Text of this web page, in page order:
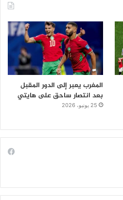
المغرب يعبر إلى الدور المقبل
بعد انتصار ساحق على هايتي
25 يونيو، 2026